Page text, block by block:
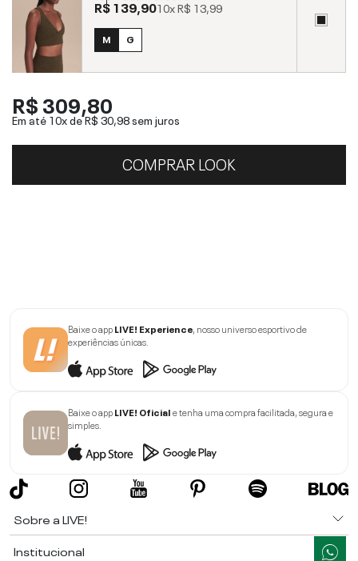
R$ 139,9010xR$ 13,99
M G
R$ 309,80
Em até 10x deR$ 30,98sem juros
COMPRAR LOOK
Baixe o appLIVE! Experience , nosso universo esportivo de
experiências únicas.
Baixe o appLIVE! Oficiale tenha uma compra facilitada, segura e
simples.
Sobre a LIVE!
Institucional